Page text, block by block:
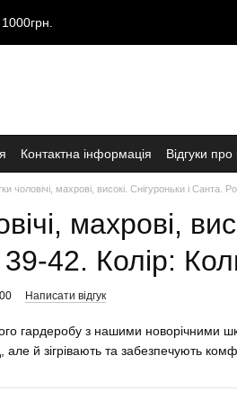
Контактна інформація Відгуки
чоловічі, махрові, високі. Снігуроньки і Санта.
махрові,
42. Колір:
Написати відгук
гардеробу з нашими новорічними
й зігрівають та забезпечують